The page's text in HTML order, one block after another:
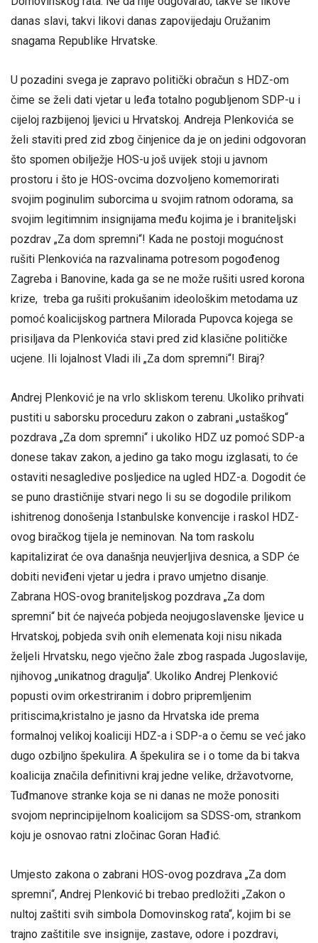
danas slavi, takvi likovi danas zapovijedaju Oružanim
snagama Republike Hrvatske.
U pozadini svega je zapravo politički obračun s HDZ-om
čime se želi dati vjetar u leđa totalno pogubljenom SDP-u i
cijeloj razbijenoj ljevici u Hrvatskoj. Andreja Plenkovića se
želi staviti pred zid zbog činjenice da je on jedini odgovoran
što spomen obilježje HOS-u još uvijek stoji u javnom
prostoru i što je HOS-ovcima dozvoljeno komemorirati
svojim poginulim suborcima u svojim ratnom odorama, sa
svojim legitimnim insignijama među kojima je i braniteljski
pozdrav „Za dom spremni“! Kada ne postoji mogućnost
rušiti Plenkovića na razvalinama potresom pogođenog
Zagreba i Banovine, kada ga se ne može rušiti usred korona
krize, treba ga rušiti prokušanim ideološkim metodama uz
pomoć koalicijskog partnera Milorada Pupovca kojega se
prisiljava da Plenkovića stavi pred zid klasične političke
ucjene. Ili lojalnost Vladi ili „Za dom spremni“! Biraj?
Andrej Plenković je na vrlo skliskom terenu. Ukoliko prihvati
pustiti u saborsku proceduru zakon o zabrani „ustaškog“
pozdrava „Za dom spremni“ i ukoliko HDZ uz pomoć SDP-a
donese takav zakon, a jedino ga tako mogu izglasati, to će
ostaviti nesagledive posljedice na ugled HDZ-a. Dogodit će
se puno drastičnije stvari nego li su se dogodile prilikom
ishitrenog donošenja Istanbulske konvencije i raskol HDZ-
ovog biračkog tijela je neminovan. Na tom raskolu
kapitalizirat će ova današnja neuvjerljiva desnica, a SDP će
dobiti neviđeni vjetar u jedra i pravo umjetno disanje.
Zabrana HOS-ovog braniteljskog pozdrava „Za dom
spremni“ bit će najveća pobjeda neojugoslavenske ljevice u
Hrvatskoj, pobjeda svih onih elemenata koji nisu nikada
željeli Hrvatsku, nego vječno žale zbog raspada Jugoslavije,
njihovog „unikatnog dragulja“. Ukoliko Andrej Plenković
popusti ovim orkestriranim i dobro pripremljenim
pritiscima,kristalno je jasno da Hrvatska ide prema
formalnoj velikoj koaliciji HDZ-a i SDP-a o čemu se već jako
dugo ozbiljno špekulira. A špekulira se i o tome da bi takva
koalicija značila definitivni kraj jedne velike, državotvorne,
Tuđmanove stranke koja se ni danas ne može ponositi
svojom neprincipijelnom koalicijom sa SDSS-om, strankom
koju je osnovao ratni zločinac Goran Hađić.
Umjesto zakona o zabrani HOS-ovog pozdrava „Za dom
spremni“, Andrej Plenković bi trebao predložiti „Zakon o
nultoj zaštiti svih simbola Domovinskog rata“, kojim bi se
trajno zaštitile sve insignije, zastave, odore i pozdravi,